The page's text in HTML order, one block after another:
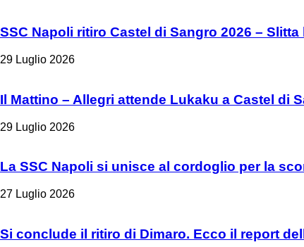
SSC Napoli ritiro Castel di Sangro 2026 –
29 Luglio 2026
Il Mattino – Allegri attende Lukaku a Castel di
29 Luglio 2026
La SSC Napoli si unisce al cordoglio per la
27 Luglio 2026
Si conclude il ritiro di Dimaro. Ecco il report